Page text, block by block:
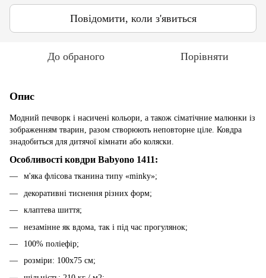
Повідомити, коли з'явиться
До обраного Порівняти
Опис
Модний печворк і насичені кольори, а також сіматічние малюнки із
зображенням тварин, разом створюють неповторне ціле. Ковдра
знадобиться для дитячої кімнати або коляски.
Особливості ковдри Babyono 1411:
м'яка флісова тканина типу «minky»;
декоративні тиснення різних форм;
клаптева шиття;
незамінне як вдома, так і під час прогулянок;
100% поліефір;
розміри: 100x75 см;